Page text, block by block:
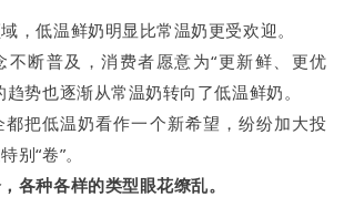
，低温鲜奶明显比常温奶更受欢迎。
不断普及，消费者愿意为“更新鲜、更优
趋势也逐渐从常温奶转向了低温鲜奶。
把低温奶看作一个新希望，纷纷加大投
别“卷”。
各种各样的类型眼花缭乱。